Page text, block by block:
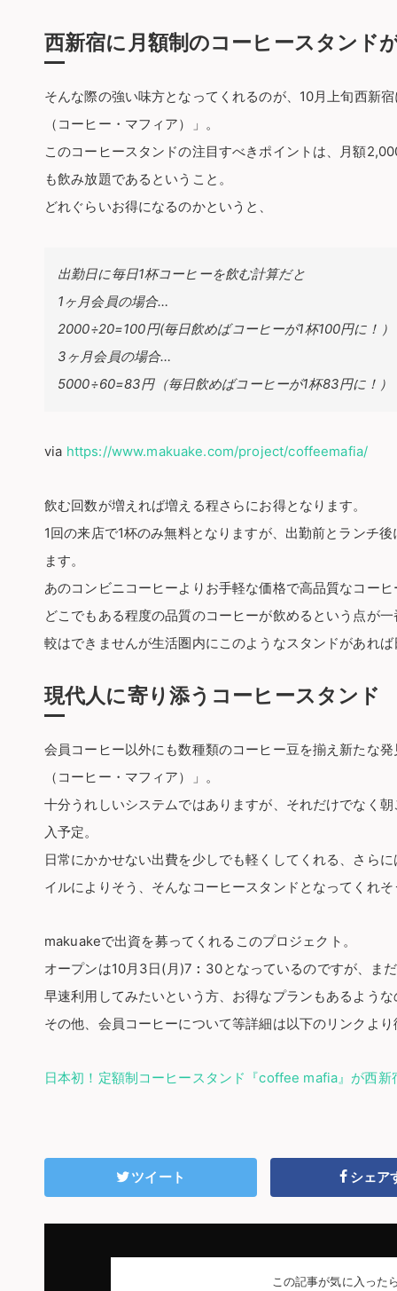
西新宿に月額制のコーヒースタンド
そんな際の強い味方となってくれるのが、10月上旬西新
（コーヒー・マフィア）」。
このコーヒースタンドの注目すべきポイントは、月額
も飲み放題であるということ。
どれぐらいお得になるのかというと、
出勤日に毎日1杯コーヒーを飲む計算だと
1ヶ月会員の場合…
2000÷20=100円(毎日飲めばコーヒーが1杯100円に！）
3ヶ月会員の場合…
5000÷60=83円（毎日飲めばコーヒーが1杯83円に！）
via https://www.makuake.com/project/coffeemafia/
飲む回数が増えれば増える程さらにお得となります。
1回の来店で1杯のみ無料となりますが、出勤前とランチ
ます。
あのコンビニコーヒーよりお手軽な価格で高品質なコー
どこでもある程度の品質のコーヒーが飲めるという点が
較はできませんが生活圏内にこのようなスタンドがあれ
現代人に寄り添うコーヒースタンド
会員コーヒー以外にも数種類のコーヒー豆を揃え新たな
（コーヒー・マフィア）」。
十分うれしいシステムではありますが、それだけでなく
入予定。
日常にかかせない出費を少しでも軽くしてくれる、さら
イルによりそう、そんなコーヒースタンドとなってくれ
makuakeで出資を募ってくれるこのプロジェクト。
オープンは10月3日(月)7︰30となっているのですが、ま
早速利用してみたいという方、お得なプランもあるよう
その他、会員コーヒーについて等詳細は以下のリンクよ
日本初！定額制コーヒースタンド『coffee mafia』が西新
ツイート シェア
この記事が気に入った